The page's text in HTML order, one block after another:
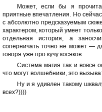
Может, если бы я
приятные впечатления. Но
с абсолютно предсказуемым
характером, который умеет
отдельная история, а
соперничать точно не может —
говоря уже про кучу косяков.
Система магия так и вовсе
что могут волшебники, это
Ну и я удивлен такому
всех?))))